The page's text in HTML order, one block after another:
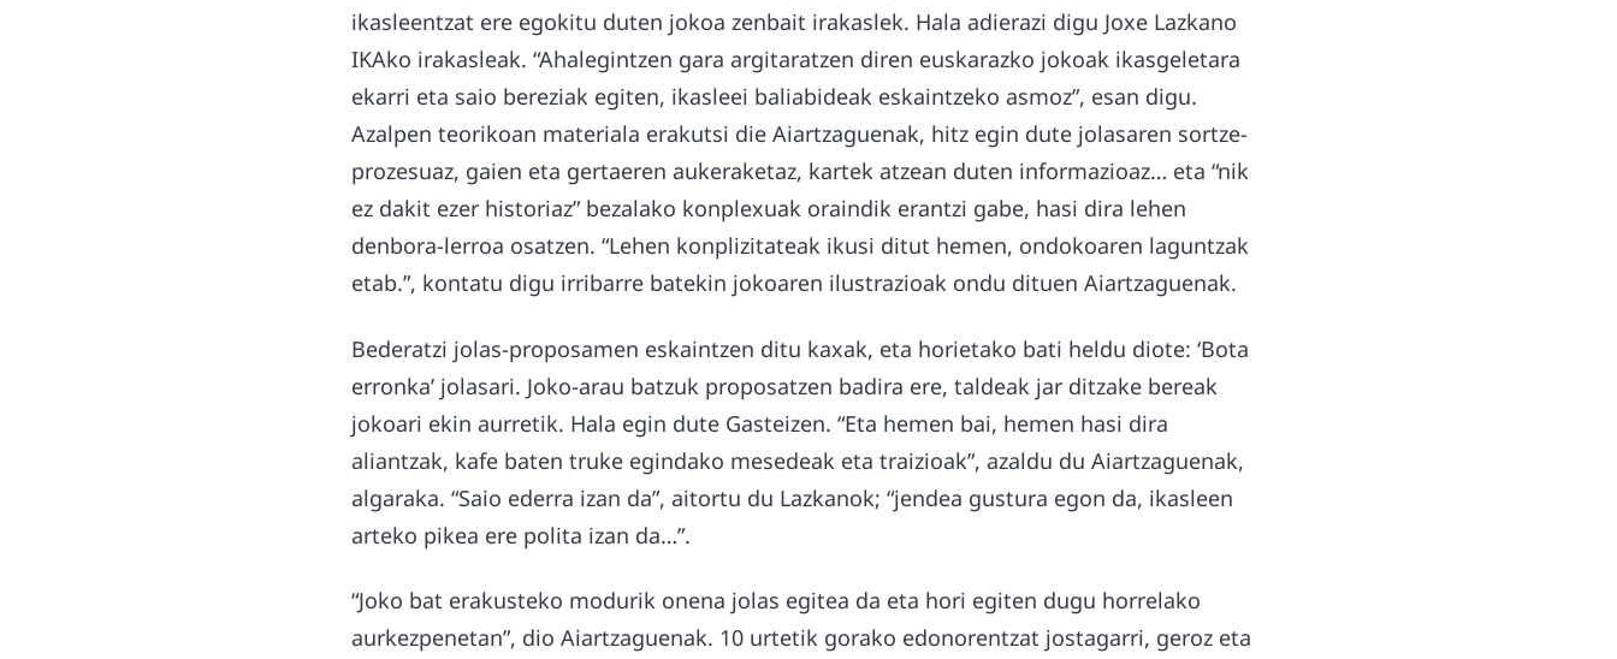
ikasleentzat ere egokitu duten jokoa zenbait irakaslek. Hala adierazi digu Joxe Lazkano
IKAko irakasleak. “Ahalegintzen gara argitaratzen diren euskarazko jokoak ikasgeletara
ekarri eta saio bereziak egiten, ikasleei baliabideak eskaintzeko asmoz”, esan digu.
Azalpen teorikoan materiala erakutsi die Aiartzaguenak, hitz egin dute jolasaren sortze-
prozesuaz, gaien eta gertaeren aukeraketaz, kartek atzean duten informazioaz… eta “nik
ez dakit ezer historiaz” bezalako konplexuak oraindik erantzi gabe, hasi dira lehen
denbora-lerroa osatzen. “Lehen konplizitateak ikusi ditut hemen, ondokoaren laguntzak
etab.”, kontatu digu irribarre batekin jokoaren ilustrazioak ondu dituen Aiartzaguenak.
Bederatzi jolas-proposamen eskaintzen ditu kaxak, eta horietako bati heldu diote: ‘Bota
erronka’ jolasari. Joko-arau batzuk proposatzen badira ere, taldeak jar ditzake bereak
jokoari ekin aurretik. Hala egin dute Gasteizen. “Eta hemen bai, hemen hasi dira
aliantzak, kafe baten truke egindako mesedeak eta traizioak”, azaldu du Aiartzaguenak,
algaraka. “Saio ederra izan da”, aitortu du Lazkanok; “jendea gustura egon da, ikasleen
arteko pikea ere polita izan da…”.
“Joko bat erakusteko modurik onena jolas egitea da eta hori egiten dugu horrelako
aurkezpenetan”, dio Aiartzaguenak. 10 urtetik gorako edonorentzat jostagarri, geroz eta